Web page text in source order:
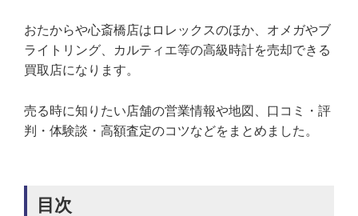
おたからや心斎橋店はロレックスのほか、オメガやブ
ライトリング、カルティエ等の高級時計を売却できる
買取店になります。
売る時に知りたい店舗の営業情報や地図、口コミ・評
判・体験談・高額査定のコツなどをまとめました。
目次